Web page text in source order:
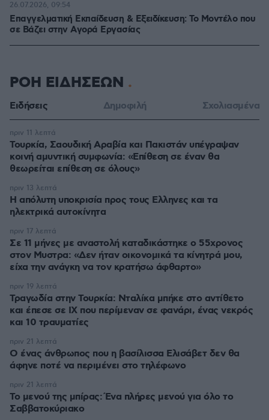
Επαγγελματική Εκπαίδευση & Εξειδίκευση: Το Mοντέλο που
σε Bάζει στην Aγορά Eργασίας
26.07.2026, 09:54
ΡΟΗ ΕΙΔΗΣΕΩΝ
Ειδήσεις Δημοφιλή Σχολιασμένα
Τουρκία, Σαουδική Αραβία και Πακιστάν υπέγραψαν
κοινή αμυντική συμφωνία: «Επίθεση σε έναν θα
θεωρείται επίθεση σε όλους»
πριν 11 λεπτά
Η απόλυτη υποκρισία προς τους Ελληνες και τα
ηλεκτρικά αυτοκίνητα
πριν 13 λεπτά
Σε 11 μήνες με αναστολή καταδικάστηκε ο 55χρονος
στον Μυστρα: «Δεν ήταν οικονομικά τα κίνητρά μου,
είχα την ανάγκη να τον κρατήσω άφθαρτο»
πριν 17 λεπτά
Τραγωδία στην Τουρκία: Νταλίκα μπήκε στο αντίθετο
και έπεσε σε ΙΧ που περίμεναν σε φανάρι, ένας νεκρός
και 10 τραυματίες
πριν 19 λεπτά
Ο ένας άνθρωπος που η βασίλισσα Ελισάβετ δεν θα
άφηνε ποτέ να περιμένει στο τηλέφωνο
πριν 21 λεπτά
Το μενού της μπίρας: Ένα πλήρες μενού για όλο το
Σαββατοκύριακο
πριν 21 λεπτά